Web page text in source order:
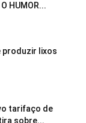
HUMOR...
produzir lixos
tarifaço de
sobre...